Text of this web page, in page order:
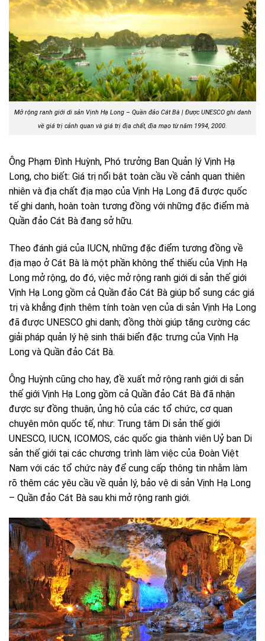
Mở rộng ranh giới di sản Vịnh Hạ Long – Quần đảo Cát Bà | Được UNESCO ghi danh
về giá trị cảnh quan và giá trị địa chất, địa mạo từ năm 1994, 2000.
Ông Phạm Đình Huỳnh, Phó trưởng Ban Quản lý Vịnh Hạ
Long, cho biết: Giá trị nổi bật toàn cầu về cảnh quan thiên
nhiên và địa chất địa mạo của Vịnh Hạ Long đã được quốc
tế ghi danh, hoàn toàn tương đồng với những đặc điểm mà
Quần đảo Cát Bà đang sở hữu.
Theo đánh giá của IUCN, những đặc điểm tương đồng về
địa mạo ở Cát Bà là một phần không thể thiếu của Vịnh Hạ
Long mở rộng, do đó, việc mở rộng ranh giới di sản thế giới
Vịnh Hạ Long gồm cả Quần đảo Cát Bà giúp bổ sung các giá
trị và khẳng định thêm tính toàn vẹn của di sản Vịnh Hạ Long
đã được UNESCO ghi danh; đồng thời giúp tăng cường các
giải pháp quản lý hệ sinh thái biển đặc trưng của Vịnh Hạ
Long và Quần đảo Cát Bà.
Ông Huỳnh cũng cho hay, đề xuất mở rộng ranh giới di sản
thế giới Vịnh Hạ Long gồm cả Quần đảo Cát Bà đã nhận
được sự đồng thuận, ủng hộ của các tổ chức, cơ quan
chuyên môn quốc tế, như: Trung tâm Di sản thế giới
UNESCO, IUCN, ICOMOS, các quốc gia thành viên Uỷ ban Di
sản thế giới tại các chương trình làm việc của Đoàn Việt
Nam với các tổ chức này để cung cấp thông tin nhằm làm
rõ thêm các yêu cầu về quản lý, bảo vệ di sản Vịnh Hạ Long
– Quần đảo Cát Bà sau khi mở rộng ranh giới.